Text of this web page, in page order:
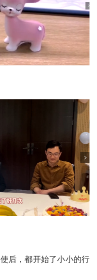
后，都开始了小小的行